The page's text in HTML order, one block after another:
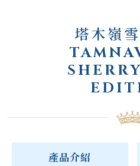
塔木嶺
產品介紹